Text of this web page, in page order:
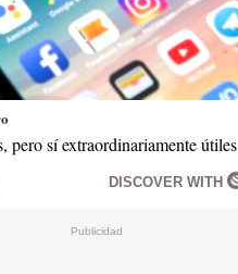
pero sí extraordinariamente útiles
DISCOVER WITH